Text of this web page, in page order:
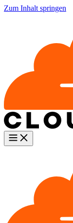
Zum Inhalt springen